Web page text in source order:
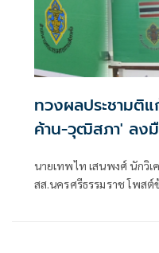
ทวงผลประชามติ
ค้าน-วุฒิสภา' ลง
นายเทพไท เสนพงศ์ นักวิเ
สส.นครศรีธรรมราช โพส